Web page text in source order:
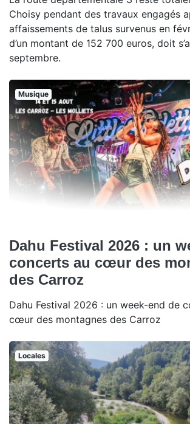
Choisy pendant des travaux engagés
affaissements de talus survenus en
d’un montant de 152 700 euros, doit
septembre.
Musique
Dahu Festival 2026 : un
concerts au cœur des
des Carroz
Dahu Festival 2026 : un week-end de
cœur des montagnes des Carroz
Locales